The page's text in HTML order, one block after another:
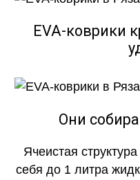
EVA-коврики
Они
Ячеистая
себя до 1 литра